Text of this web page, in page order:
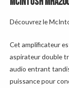
Découvrez le
Cet amplificateur
aspirateur double
audio entrant
puissance pour